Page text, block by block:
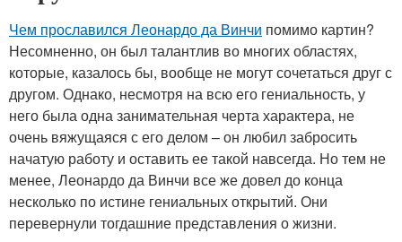
Чем прославился Леонардо да Винчи помимо картин?
Несомненно, он был талантлив во многих областях,
которые, казалось бы, вообще не могут сочетаться друг с
другом. Однако, несмотря на всю его гениальность, у
него была одна занимательная черта характера, не
очень вяжущаяся с его делом – он любил забросить
начатую работу и оставить ее такой навсегда. Но тем не
менее, Леонардо да Винчи все же довел до конца
несколько по истине гениальных открытий. Они
перевернули тогдашние представления о жизни.